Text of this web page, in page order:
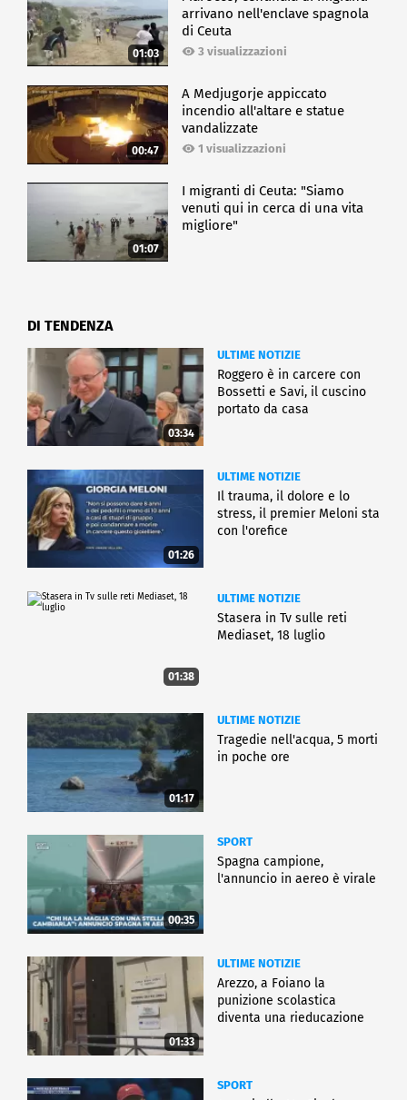
01:03
arrivano nell'enclave spagnola
di Ceuta
3 visualizzazioni
00:47
A Medjugorje appiccato
incendio all'altare e statue
vandalizzate
1 visualizzazioni
01:07
I migranti di Ceuta: "Siamo
venuti qui in cerca di una vita
migliore"
DI TENDENZA
03:34
ULTIME NOTIZIE
Roggero è in carcere con
Bossetti e Savi, il cuscino
portato da casa
01:26
ULTIME NOTIZIE
Il trauma, il dolore e lo
stress, il premier Meloni sta
con l'orefice
01:38
ULTIME NOTIZIE
Stasera in Tv sulle reti
Mediaset, 18 luglio
01:17
ULTIME NOTIZIE
Tragedie nell'acqua, 5 morti
in poche ore
00:35
SPORT
Spagna campione,
l'annuncio in aereo è virale
01:33
ULTIME NOTIZIE
Arezzo, a Foiano la
punizione scolastica
diventa una rieducazione
SPORT